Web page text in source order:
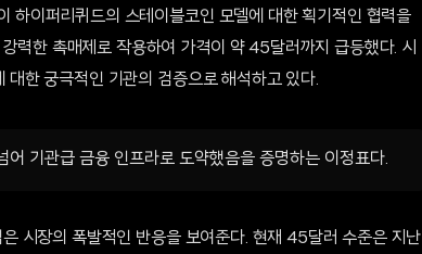
이퍼리퀴드의 스테이블코인 모델에 대한 획기적인 협력을
력한 촉매제로 작용하여 가격이 약 45달러까지 급등했다. 시
한 궁극적인 기관의 검증으로 해석하고 있다.
기관급 금융 인프라로 도약했음을 증명하는 이정표다.
시장의 폭발적인 반응을 보여준다. 현재 45달러 수준은 지난